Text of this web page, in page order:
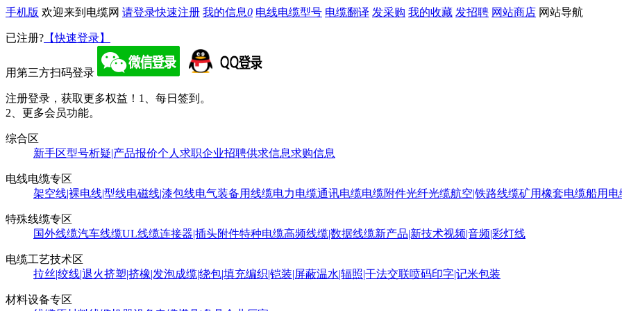
手机版 欢迎来到电缆网 请登录快速注册 我的信息0 电线电缆型号 电缆翻译 发采购 我的收藏 发招聘 网站商店 网站导航
已注册? 【快速登录】
用第三方扫码登录
注册登录，获取更多权益！ 1、每日签到。
2、更多会员功能。
综合区
新手区型号析疑|产品报价个人求职企业招聘供求信息求购信息
电线电缆专区
架空线|裸电线|型线电磁线|漆包线电气装备用线缆电力电缆通讯电缆电缆附件光纤光缆航空|铁路线缆矿用橡套电缆船用电
特殊线缆专区
国外线缆汽车线缆UL线缆连接器|插头附件特种电缆高频线缆|数据线缆新产品|新技术视频|音频|彩灯线
电缆工艺技术区
拉丝|绞线|退火挤塑|挤橡|发泡成缆|绕包|填充编织|铠装|屏蔽温水|辐照|干法交联喷码印字|记米包装
材料设备专区